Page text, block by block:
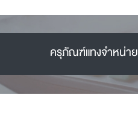
ครุภัณฑ์แทงจำหน่าย